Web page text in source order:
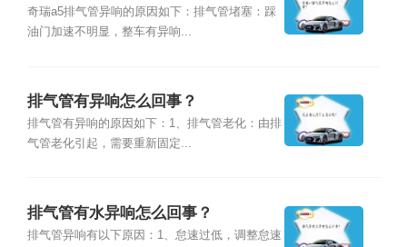
奇瑞a5排气管异响的原因如下：排气管堵塞：踩
油门加速不明显，整车有异响...
排气管有异响怎么回事？
排气管有异响的原因如下：1、排气管老化：由排
气管老化引起，需要重新固定...
排气管有水异响怎么回事？
排气管异响有以下原因：1、怠速过低，调整怠速